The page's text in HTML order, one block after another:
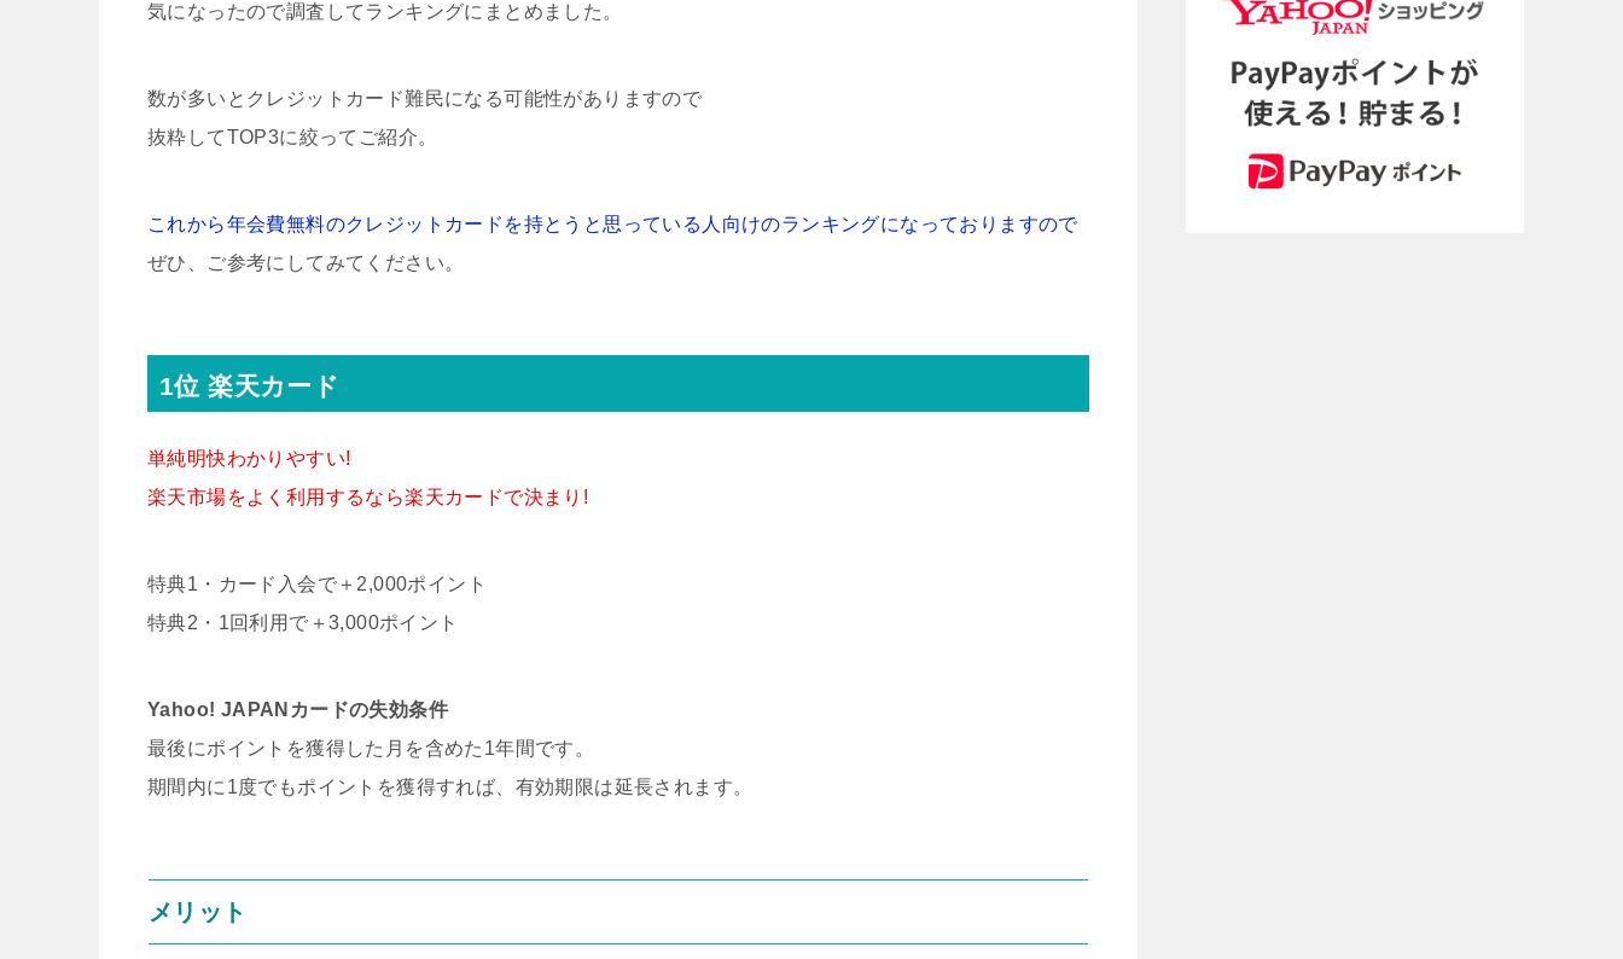
気になったので調査してランキングにまとめました。
数が多いとクレジットカード難民になる可能性がありますので
抜粋してTOP3に絞ってご紹介。
これから年会費無料のクレジットカードを持とうと思っている人向けのランキングになっておりますので
ぜひ、ご参考にしてみてください。
1位 楽天カード
単純明快わかりやすい!
楽天市場をよく利用するなら楽天カードで決まり!
特典1・カード入会で＋2,000ポイント
特典2・1回利用で＋3,000ポイント
Yahoo! JAPANカードの失効条件
最後にポイントを獲得した月を含めた1年間です。
期間内に1度でもポイントを獲得すれば、有効期限は延長されます。
メリット